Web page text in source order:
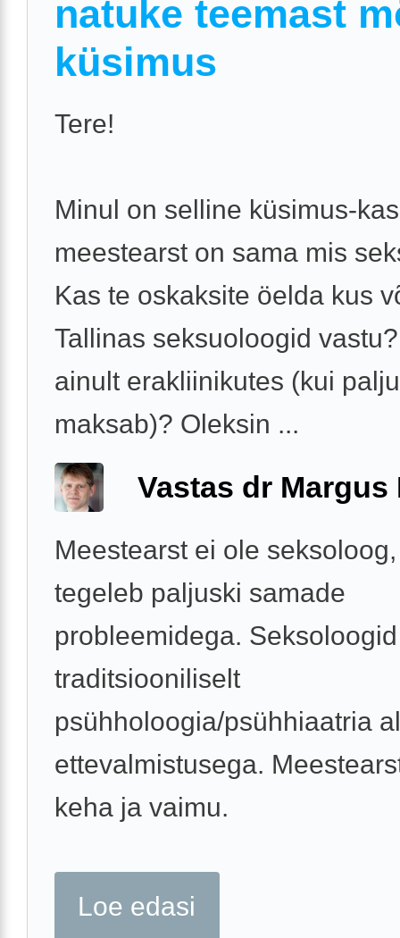
natuke teemast
küsimus
Tere!
Minul on selline küsimus-kas
meestearst on sama mis
Kas te oskaksite öelda kus
Tallinas seksuoloogid
ainult erakliinikutes (kui
maksab)? Oleksin ...
Vastas dr Margus
Meestearst ei ole
tegeleb paljuski samade
probleemidega.
traditsiooniliselt
psühholoogia/psühhiaatria
ettevalmistusega.
keha ja vaimu.
Loe edasi